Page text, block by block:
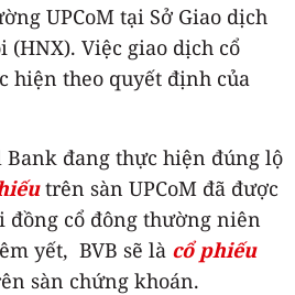
UPCoM tại Sở Giao dịch
(HNX). Việc giao dịch cổ
hiện theo quyết định của
Bank đang thực hiện đúng lộ
trên sàn UPCoM đã được
đồng cổ đông thường niên
yết, BVB sẽ là cổ phiếu
sàn chứng khoán.